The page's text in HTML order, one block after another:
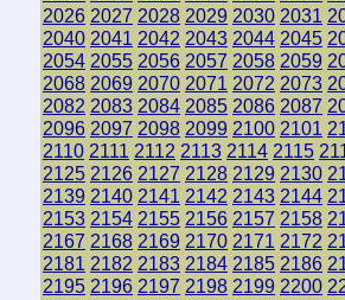
2026 2027 2028 2029 2030 2031
2040 2041 2042 2043 2044 2045
2054 2055 2056 2057 2058 2059
2068 2069 2070 2071 2072 2073
2082 2083 2084 2085 2086 2087
2096 2097 2098 2099 2100 2101
2110 2111 2112 2113 2114 2115
2125 2126 2127 2128 2129 2130
2139 2140 2141 2142 2143 2144
2153 2154 2155 2156 2157 2158
2167 2168 2169 2170 2171 2172
2181 2182 2183 2184 2185 2186
2195 2196 2197 2198 2199 2200